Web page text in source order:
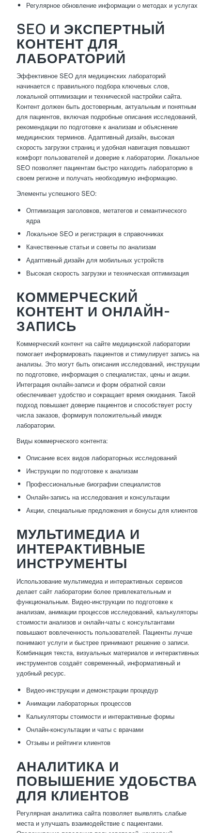
Регулярное обновление информации о методах и услугах
SEO И ЭКСПЕРТНЫЙ
КОНТЕНТ ДЛЯ
ЛАБОРАТОРИЙ
Эффективное SEO для медицинских лабораторий
начинается с правильного подбора ключевых слов,
локальной оптимизации и технической настройки сайта.
Контент должен быть достоверным, актуальным и понятным
для пациентов, включая подробные описания исследований,
рекомендации по подготовке к анализам и объяснение
медицинских терминов. Адаптивный дизайн, высокая
скорость загрузки страниц и удобная навигация повышают
комфорт пользователей и доверие к лаборатории. Локальное
SEO позволяет пациентам быстро находить лабораторию в
своем регионе и получать необходимую информацию.
Элементы успешного SEO:
Оптимизация заголовков, метатегов и семантического
ядра
Локальное SEO и регистрация в справочниках
Качественные статьи и советы по анализам
Адаптивный дизайн для мобильных устройств
Высокая скорость загрузки и техническая оптимизация
КОММЕРЧЕСКИЙ
КОНТЕНТ И ОНЛАЙН-
ЗАПИСЬ
Коммерческий контент на сайте медицинской лаборатории
помогает информировать пациентов и стимулирует запись на
анализы. Это могут быть описания исследований, инструкции
по подготовке, информация о специалистах, цены и акции.
Интеграция онлайн-записи и форм обратной связи
обеспечивает удобство и сокращает время ожидания. Такой
подход повышает доверие пациентов и способствует росту
числа заказов, формируя положительный имидж
лаборатории.
Виды коммерческого контента:
Описание всех видов лабораторных исследований
Инструкции по подготовке к анализам
Профессиональные биографии специалистов
Онлайн-запись на исследования и консультации
Акции, специальные предложения и бонусы для клиентов
МУЛЬТИМЕДИА И
ИНТЕРАКТИВНЫЕ
ИНСТРУМЕНТЫ
Использование мультимедиа и интерактивных сервисов
делает сайт лаборатории более привлекательным и
функциональным. Видео-инструкции по подготовке к
анализам, анимации процессов исследований, калькуляторы
стоимости анализов и онлайн-чаты с консультантами
повышают вовлеченность пользователей. Пациенты лучше
понимают услуги и быстрее принимают решение о записи.
Комбинация текста, визуальных материалов и интерактивных
инструментов создаёт современный, информативный и
удобный ресурс.
Видео-инструкции и демонстрации процедур
Анимации лабораторных процессов
Калькуляторы стоимости и интерактивные формы
Онлайн-консультации и чаты с врачами
Отзывы и рейтинги клиентов
АНАЛИТИКА И
ПОВЫШЕНИЕ УДОБСТВА
ДЛЯ КЛИЕНТОВ
Регулярная аналитика сайта позволяет выявлять слабые
места и улучшать взаимодействие с пациентами.